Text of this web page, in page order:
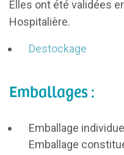
Elles ont été validées
Hospitalière.
Destockage
Emballages :
Emballage
Emballage